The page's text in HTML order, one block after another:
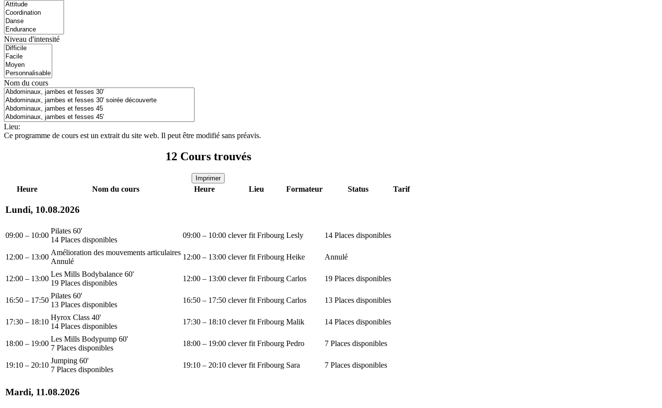
Niveau d'intensité
Nom du cours
Lieu:
Ce programme de cours est un extrait du site web. Il peut être modifié sans préavis.
12 Cours trouvés
Imprimer
Heure Nom du cours Heure Lieu Formateur Status Tarif
Lundi, 10.08.2026
09:00 – 10:00
Pilates 60'
14 Places disponibles
09:00 – 10:00 clever fit Fribourg Lesly 14 Places disponibles
12:00 – 13:00
Amélioration des mouvements articulaires
Annulé
12:00 – 13:00 clever fit Fribourg Heike Annulé
12:00 – 13:00
Les Mills Bodybalance 60'
19 Places disponibles
12:00 – 13:00 clever fit Fribourg Carlos 19 Places disponibles
16:50 – 17:50
Pilates 60'
13 Places disponibles
16:50 – 17:50 clever fit Fribourg Carlos 13 Places disponibles
17:30 – 18:10
Hyrox Class 40'
14 Places disponibles
17:30 – 18:10 clever fit Fribourg Malik 14 Places disponibles
18:00 – 19:00
Les Mills Bodypump 60'
7 Places disponibles
18:00 – 19:00 clever fit Fribourg Pedro 7 Places disponibles
19:10 – 20:10
Jumping 60'
7 Places disponibles
19:10 – 20:10 clever fit Fribourg Sara 7 Places disponibles
Mardi, 11.08.2026